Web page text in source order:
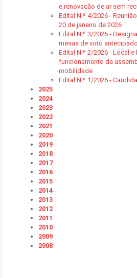
e renovação de ar sem
Edital N.º 4/2026 -
20 de janeiro de 2026
Edital N.º 3/2026 -
mesas de voto
Edital N.º 2/2026 - Local e
funcionamento da
mobilidade
Edital N.º 1/2026 -
2025
2024
2023
2022
2021
2020
2019
2018
2017
2016
2015
2014
2013
2012
2011
2010
2009
2008